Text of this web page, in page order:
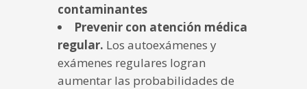
contaminantes
Prevenir con atención médica
regular. Los autoexámenes y
exámenes regulares logran
aumentar las probabilidades de